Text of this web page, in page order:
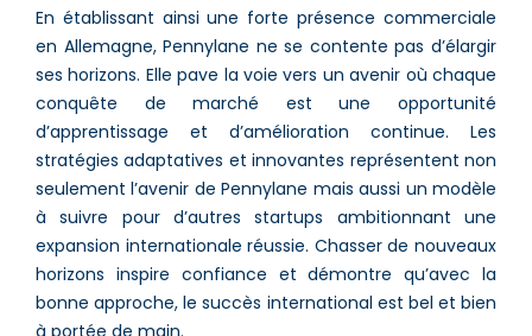
En établissant ainsi une forte présence commerciale
en Allemagne, Pennylane ne se contente pas d’élargir
ses horizons. Elle pave la voie vers un avenir où chaque
conquête de marché est une opportunité
d’apprentissage et d’amélioration continue. Les
stratégies adaptatives et innovantes représentent non
seulement l’avenir de Pennylane mais aussi un modèle
à suivre pour d’autres startups ambitionnant une
expansion internationale réussie. Chasser de nouveaux
horizons inspire confiance et démontre qu’avec la
bonne approche, le succès international est bel et bien
à portée de main.